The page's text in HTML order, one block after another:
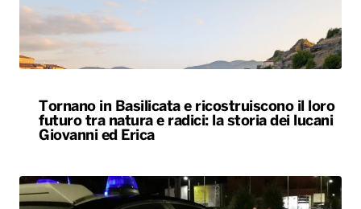
Tornano in Basilicata e ricostruiscono il loro
futuro tra natura e radici: la storia dei lucani
Giovanni ed Erica